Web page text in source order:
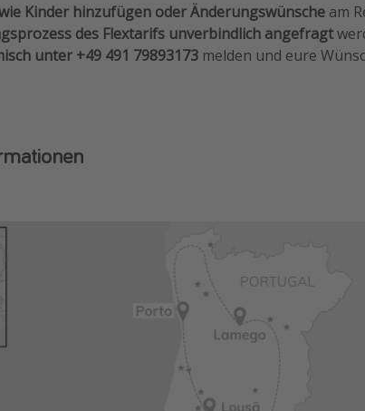
Kinder hinzufügen oder Änderungswünsche am
des Flextarifs unverbindlich angefragt
unter +49 491 79893173 melden und eure